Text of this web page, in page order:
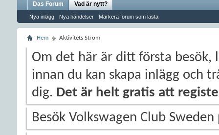
Das Forum Vad är nytt?
Nya inlägg Nya händelser Markera forum som lästa
Hem Aktivitets Ström
Om det här är ditt första besök,
innan du kan skapa inlägg och
dig. Det är helt gratis att
Besök Volkswagen Club